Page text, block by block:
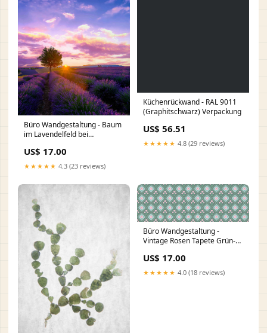
Büro Wandgestaltung - Baum
im Lavendelfeld bei
Provence WVF-007822
US$ 17.00
★★★★★ 4.3 (23 reviews)
Küchenrückwand - RAL 9011
(Graphitschwarz) Verpackung
US$ 56.51
★★★★★ 4.8 (29 reviews)
Büro Wandgestaltung -
Vintage Rosen Tapete Grün-
US$ 17.00
★★★★★ 4.0 (18 reviews)